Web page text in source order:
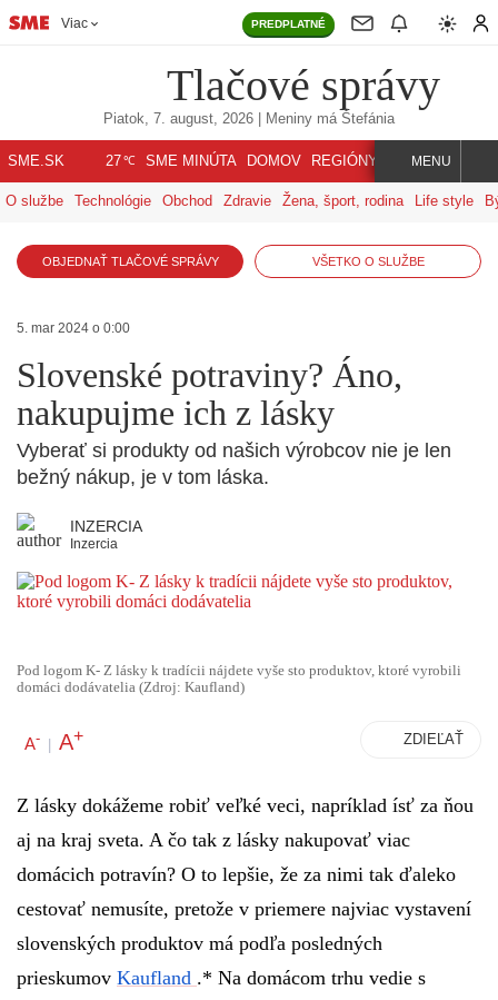
Viac PREDPLATNÉ
Tlačové správy
Piatok, 7. august, 2026 | Meniny má Štefánia
SME.SK 27℃ SME MINÚTA DOMOV REGIÓNY INDEX SVET
MENU
O službe Technológie Obchod Zdravie Žena, šport, rodina Life style
OBJEDNAŤ TLAČOVÉ SPRÁVY VŠETKO O SLUŽBE
5. mar 2024 o 0:00
Slovenské potraviny? Áno,
nakupujme ich z lásky
Vyberať si produkty od našich výrobcov nie je len
bežný nákup, je v tom láska.
INZERCIA
Inzercia
Pod logom K- Z lásky k tradícii nájdete vyše sto produktov, ktoré vyrobili
domáci dodávatelia (Zdroj: Kaufland)
A- | A+ ZDIEĽAŤ
Z lásky dokážeme robiť veľké veci, napríklad ísť za ňou
aj na kraj sveta. A čo tak z lásky nakupovať viac
domácich potravín? O to lepšie, že za nimi tak ďaleko
cestovať nemusíte, pretože v priemere najviac vystavení
slovenských produktov má podľa posledných
prieskumov Kaufland .* Na domácom trhu vedie s